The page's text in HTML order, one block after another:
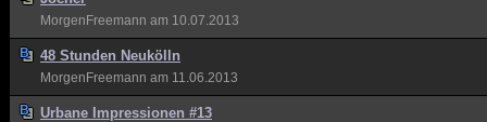
MorgenFreemann am 10.07.2013
48 Stunden Neukölln
MorgenFreemann am 11.06.2013
Urbane Impressionen #13